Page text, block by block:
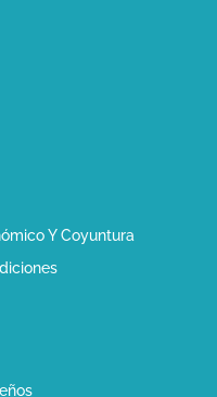
Y Coyuntura